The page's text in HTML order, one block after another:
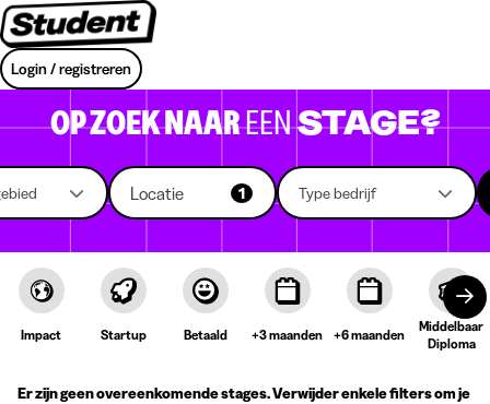
Login / registreren
OP ZOEK NAAREENSTAGE?
Locatie 1 Type bedrijf
Impact Startup Betaald +3 maanden +6 maanden
Middelbaar
Diploma
Er zijn geen overeenkomende stages. Verwijder enkele filters om je